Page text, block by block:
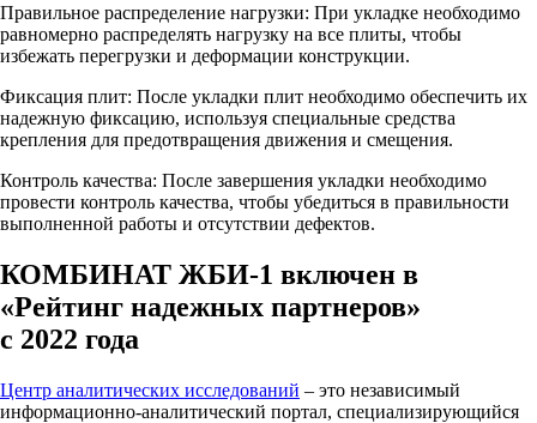
Правильное распределение нагрузки: При укладке необходимо
равномерно распределять нагрузку на все плиты, чтобы
избежать перегрузки и деформации конструкции.
Фиксация плит: После укладки плит необходимо обеспечить их
надежную фиксацию, используя специальные средства
крепления для предотвращения движения и смещения.
Контроль качества: После завершения укладки необходимо
провести контроль качества, чтобы убедиться в правильности
выполненной работы и отсутствии дефектов.
КОМБИНАТ ЖБИ-1 включен в
«Рейтинг надежных партнеров»
с 2022 года
Центр аналитических исследований – это независимый
информационно-аналитический портал, специализирующийся